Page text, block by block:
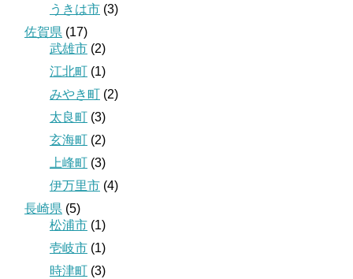
うきは市 (3)
佐賀県 (17)
武雄市 (2)
江北町 (1)
みやき町 (2)
太良町 (3)
玄海町 (2)
上峰町 (3)
伊万里市 (4)
長崎県 (5)
松浦市 (1)
壱岐市 (1)
時津町 (3)